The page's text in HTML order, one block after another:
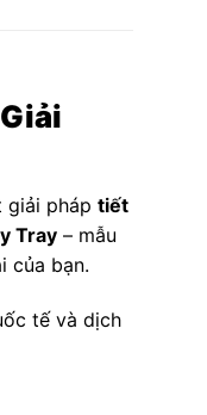
giải pháp tiết
Tray – mẫu
của bạn.
tế và dịch